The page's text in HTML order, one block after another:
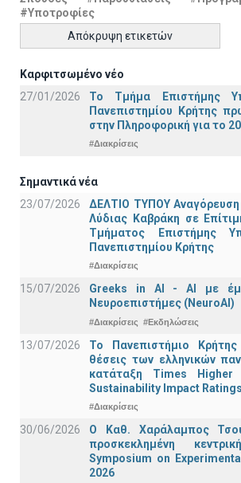
#Υποτροφίες
Απόκρυψη ετικετών
Καρφιτσωμένο νέο
27/01/2026
Το Τμήμα Επιστήμης
Πανεπιστημίου Κρήτης
στην Πληροφορική για το
#Διακρίσεις
Σημαντικά νέα
23/07/2026
ΔΕΛΤΙΟ ΤΥΠΟΥ Αναγόρευση
Λύδιας Καβράκη σε
Τμήματος Επιστήμης
Πανεπιστημίου Κρήτης
#Διακρίσεις
15/07/2026
Greeks in AI - ΑΙ με
Νευροεπιστήμες (NeuroAI)
#Διακρίσεις #Εκδηλώσεις
13/07/2026
Το Πανεπιστήμιο
θέσεις των ελληνικών
κατάταξη Times Higher
Sustainability Impact
#Διακρίσεις
30/06/2026
Ο Καθ. Χαράλαμπος
προσκεκλημένη
Symposium on
2026